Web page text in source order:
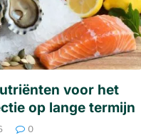
voor het
op lange termijn
0